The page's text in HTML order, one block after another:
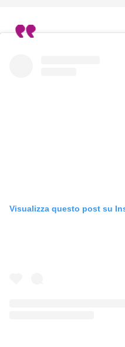
Visualizza questo post su